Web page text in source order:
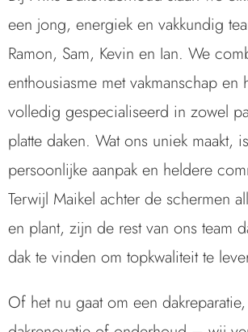
een jong, energiek en vakkundig
Ramon, Sam, Kevin en Ian. We
enthousiasme met vakmanschap en
volledig gespecialiseerd in zowel
platte daken. Wat ons uniek maakt,
persoonlijke aanpak en heldere
Terwijl Maikel achter de schermen
en plant, zijn de rest van ons team
dak te vinden om topkwaliteit te
Of het nu gaat om een